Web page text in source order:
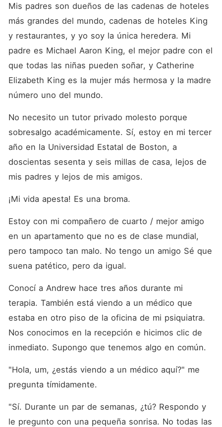
Mis padres son dueños de las cadenas de hoteles
más grandes del mundo, cadenas de hoteles King
y restaurantes, y yo soy la única heredera. Mi
padre es Michael Aaron King, el mejor padre con el
que todas las niñas pueden soñar, y Catherine
Elizabeth King es la mujer más hermosa y la madre
número uno del mundo.
No necesito un tutor privado molesto porque
sobresalgo académicamente. Sí, estoy en mi tercer
año en la Universidad Estatal de Boston, a
doscientas sesenta y seis millas de casa, lejos de
mis padres y lejos de mis amigos.
¡Mi vida apesta! Es una broma.
Estoy con mi compañero de cuarto / mejor amigo
en un apartamento que no es de clase mundial,
pero tampoco tan malo. No tengo un amigo Sé que
suena patético, pero da igual.
Conocí a Andrew hace tres años durante mi
terapia. También está viendo a un médico que
estaba en otro piso de la oficina de mi psiquiatra.
Nos conocimos en la recepción e hicimos clic de
inmediato. Supongo que tenemos algo en común.
"Hola, um, ¿estás viendo a un médico aquí?" me
pregunta tímidamente.
"Sí. Durante un par de semanas, ¿tú? Respondo y
le pregunto con una pequeña sonrisa. No todas las